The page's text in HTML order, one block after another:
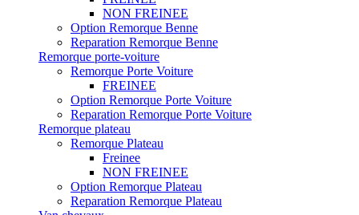
NON FREINEE
Option Remorque Benne
Reparation Remorque Benne
Remorque porte-voiture
Remorque Porte Voiture
FREINEE
Option Remorque Porte Voiture
Reparation Remorque Porte Voiture
Remorque plateau
Remorque Plateau
Freinee
NON FREINEE
Option Remorque Plateau
Reparation Remorque Plateau